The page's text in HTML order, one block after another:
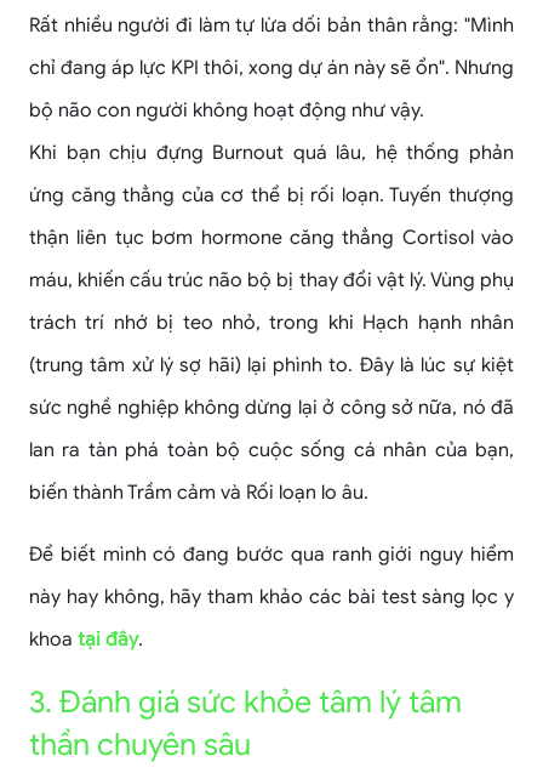
Rất nhiều người đi làm tự lừa dối bản thân rằng: "Mình
chỉ đang áp lực KPI thôi, xong dự án này sẽ ổn". Nhưng
bộ não con người không hoạt động như vậy.
Khi bạn chịu đựng Burnout quá lâu, hệ thống phản
ứng căng thẳng của cơ thể bị rối loạn. Tuyến thượng
thận liên tục bơm hormone căng thẳng Cortisol vào
máu, khiến cấu trúc não bộ bị thay đổi vật lý. Vùng phụ
trách trí nhớ bị teo nhỏ, trong khi Hạch hạnh nhân
(trung tâm xử lý sợ hãi) lại phình to. Đây là lúc sự kiệt
sức nghề nghiệp không dừng lại ở công sở nữa, nó đã
lan ra tàn phá toàn bộ cuộc sống cá nhân của bạn,
biến thành Trầm cảm và Rối loạn lo âu.
Để biết mình có đang bước qua ranh giới nguy hiểm
này hay không, hãy tham khảo các bài test sàng lọc y
khoa tại đây.
3. Đánh giá sức khỏe tâm lý tâm
thần chuyên sâu